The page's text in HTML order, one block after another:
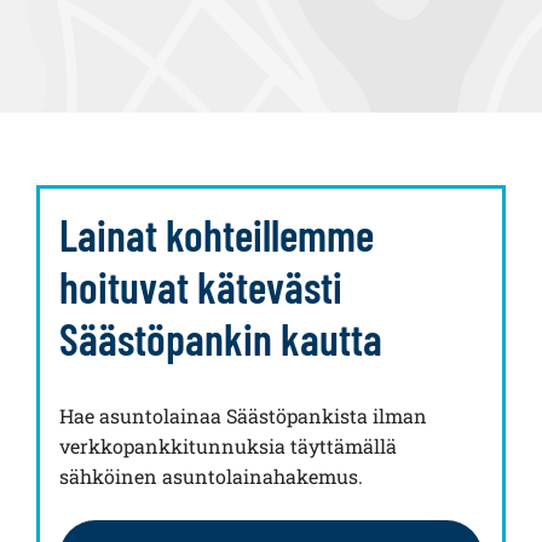
Lainat kohteillemme
hoituvat kätevästi
Säästöpankin kautta
Hae asuntolainaa Säästöpankista ilman
verkkopankkitunnuksia täyttämällä
sähköinen asuntolainahakemus.